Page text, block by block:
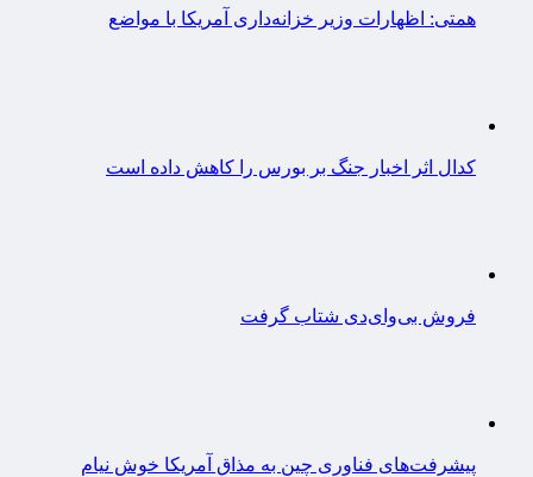
همتی: اظهارات وزیر خزانه‌داری آمریکا با مواضع
کدال اثر اخبار جنگ بر بورس را کاهش داده است
فروش بی‌وای‌دی شتاب گرفت
پیشرفت‌های فناوری چین به مذاق آمریکا خوش نیام